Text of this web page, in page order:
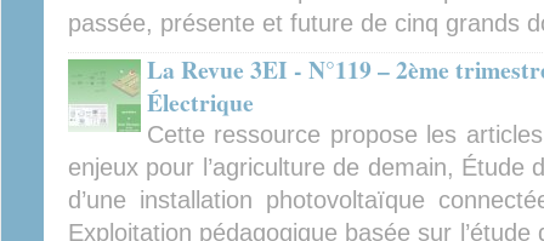
passée, présente et future de cinq grands
La Revue 3EI - N°119 – 2ème
Électrique
Cette ressource propose les
enjeux pour l’agriculture de demain, Étude
d’une installation photovoltaïque
Exploitation pédagogique basée sur l’étude